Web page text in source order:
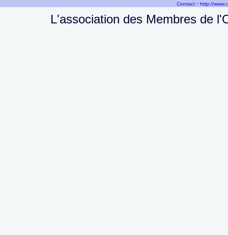
Contact - http://
L'association des Membres de